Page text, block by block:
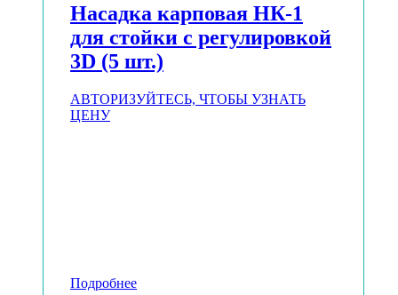
Насадка карповая НК-1
для стойки с регулировкой
3D (5 шт.)
АВТОРИЗУЙТЕСЬ, ЧТОБЫ УЗНАТЬ
ЦЕНУ
Подробнее